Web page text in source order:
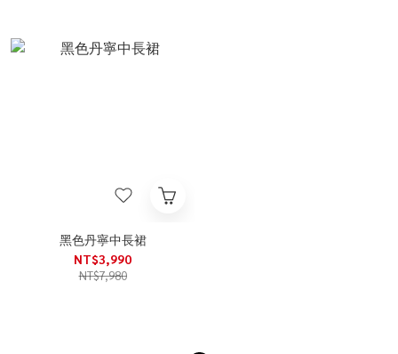
黑色丹寧中長裙
NT$3,990
NT$7,980